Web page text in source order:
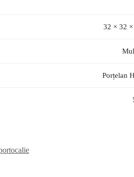
32 × 32
Porțelan